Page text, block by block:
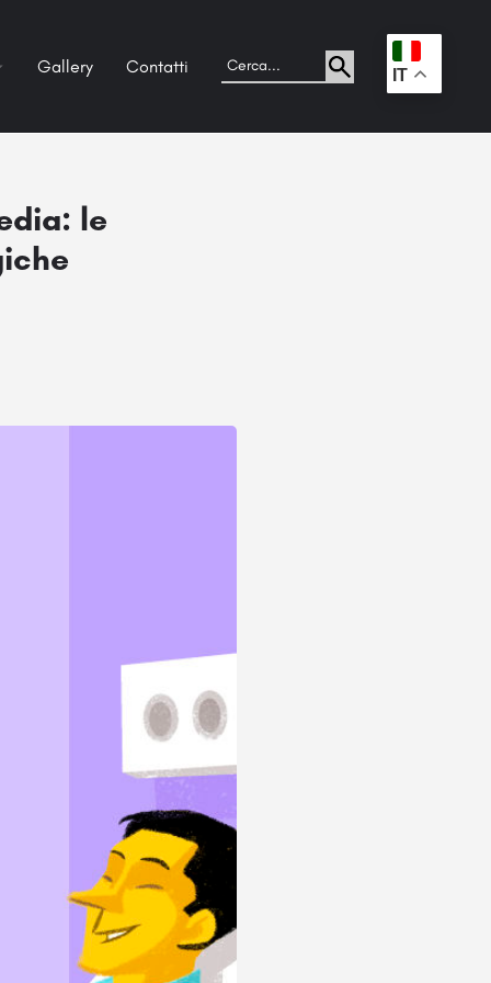
Gallery Contatti . IT
le